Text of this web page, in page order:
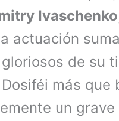
Ivaschenko
actuación
de su
más que
un